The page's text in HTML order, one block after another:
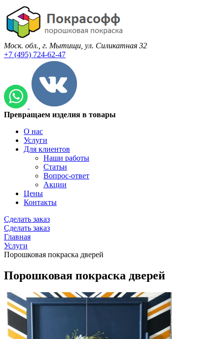
Моск. обл., г. Мытищи, ул. Силикатная 32
+7 (495) 724-62-47
Превращаем изделия в товары
О нас
Услуги
Для клиентов
Наши работы
Статьи
Вопрос-ответ
Акции
Цены
Контакты
Сделать заказ
Сделать заказ
Главная
Услуги
Порошковая покраска дверей
Порошковая покраска дверей